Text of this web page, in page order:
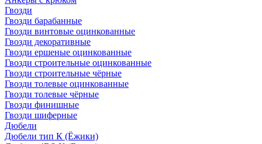
Гвозди
Гвозди барабанные
Гвозди винтовые оцинкованные
Гвозди декоративные
Гвозди ершеные оцинкованные
Гвозди строительные оцинкованные
Гвозди строительные чёрные
Гвозди толевые оцинкованные
Гвозди толевые чёрные
Гвозди финишные
Гвозди шиферные
Дюбели
Дюбели тип К (Ёжики)